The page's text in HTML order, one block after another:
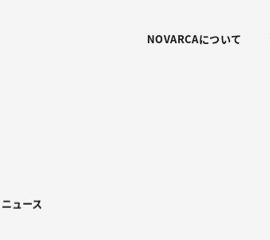
NOVARCAについて
ニュース